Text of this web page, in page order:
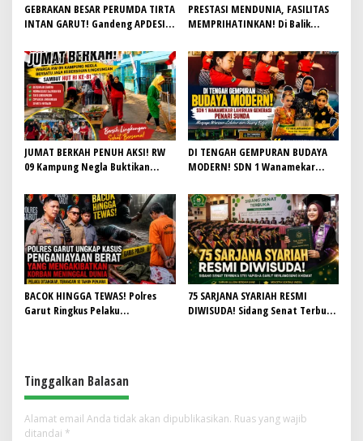
GEBRAKAN BESAR PERUMDA TIRTA
INTAN GARUT! Gandeng APDESI,
Demi Wujudkan Akses Air Bersih
untuk Masyarakat
PRESTASI MENDUNIA, FASILITAS
MEMPRIHATINKAN! Di Balik
Lapangan Hoki Rusak, Masjid Tak
Lagi Mampu Tampung Jamaah,
Penjualan Seragam Ikut Jadi
Sorotan
JUMAT BERKAH PENUH AKSI! RW
09 Kampung Negla Buktikan
Slogan, Warga Bersatu Sambut
HUT RI ke-81
DI TENGAH GEMPURAN BUDAYA
MODERN! SDN 1 Wanamekar
Menjaga Warisan Leluhur dari
Ruang Kelas
BACOK HINGGA TEWAS! Polres
Garut Ringkus Pelaku
75 SARJANA SYARIAH RESMI
DIWISUDA! Sidang Senat Terbuka
Tinggalkan Balasan
Alamat email Anda tidak akan dipublikasikan. Ruas yang wajib
ditandai *